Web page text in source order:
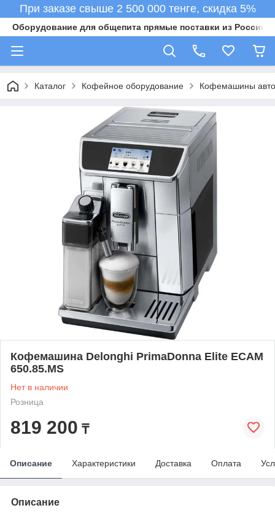
При заказе свыше 2 500 000 тенге, скидка 5%
Оборудование для общепита прямые поставки из России в
Каталог Кофейное оборудование Кофемашины
Кофемашина Delonghi PrimaDonna Elite ECAM
650.85.MS
Нет в наличии
Розница
819 200 ₸
Описание Характеристики Доставка Оплата
Описание